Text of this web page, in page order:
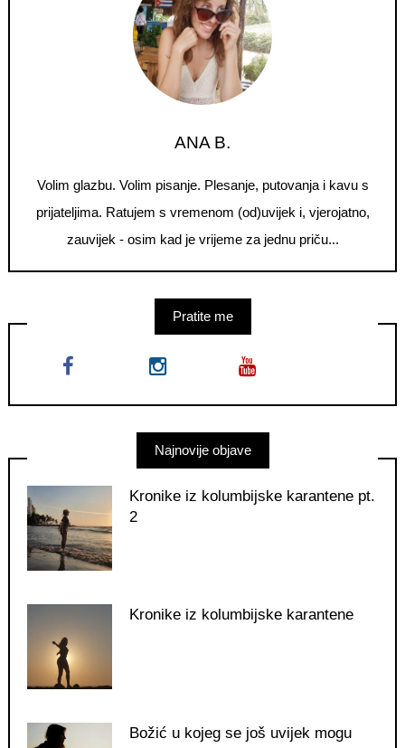
ANA B.
Volim glazbu. Volim pisanje. Plesanje, putovanja i kavu s
prijateljima. Ratujem s vremenom (od)uvijek i, vjerojatno,
zauvijek - osim kad je vrijeme za jednu priču...
Pratite me
Najnovije objave
Kronike iz kolumbijske karantene pt.
2
Kronike iz kolumbijske karantene
Božić u kojeg se još uvijek mogu